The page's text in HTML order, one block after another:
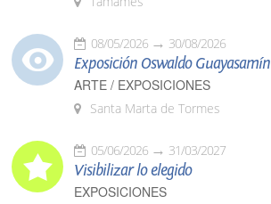
08/05/2026 30/08/2026
Exposición Oswaldo Guayasamín
ARTE / EXPOSICIONES
Santa Marta de Tormes
05/06/2026 31/03/2027
Visibilizar lo elegido
EXPOSICIONES